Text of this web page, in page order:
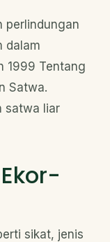
perlindungan
dalam
1999 Tentang
Satwa.
satwa liar
sikat, jenis